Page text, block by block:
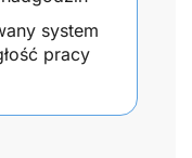
system
pracy